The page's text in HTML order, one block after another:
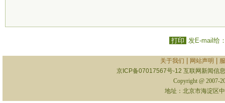
打印 发E-mail给
关于我们 网站声明
京ICP备07017567号-12 互联网新闻信
Copyright @ 2007-
地址：北京市海淀区